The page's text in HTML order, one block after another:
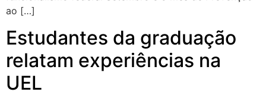
ao […]
Estudantes da graduação
relatam experiências na
UEL